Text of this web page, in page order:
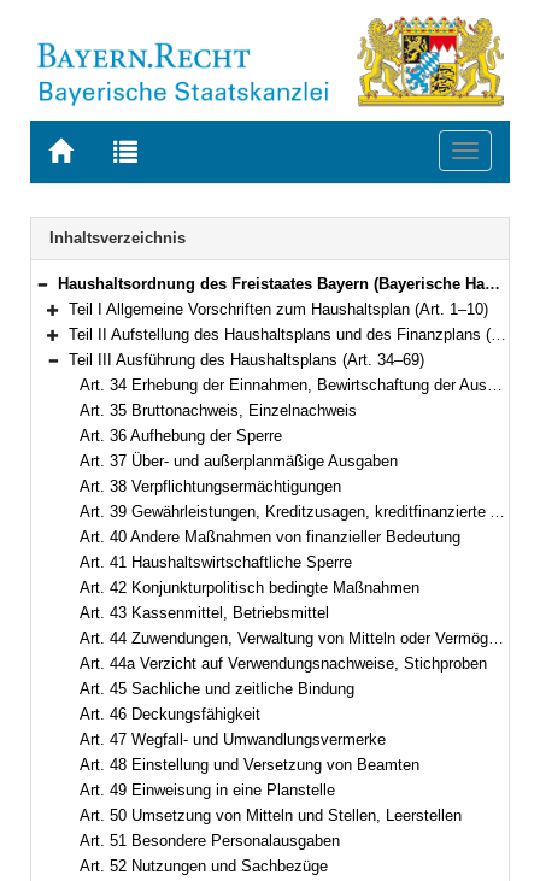
Zur
BAYERN.RECHT
Zur
letzten
Suche
Toggle
Navigation
Inhaltsverzeichnis
Bereich reduzieren
Haushaltsordnung des Freistaates Bayern (Bayerische Haushaltsordnung – BayHO) Vom 8. Dezember 1971 (BayRS IV S. 664) BayRS 630-1-F (Art. 1–117)
Bereich erweitern
Teil I Allgemeine Vorschriften zum Haushaltsplan (Art. 1–10)
Bereich erweitern
Teil II Aufstellung des Haushaltsplans und des Finanzplans (Art. 11–33)
Bereich reduzieren
Teil III Ausführung des Haushaltsplans (Art. 34–69)
Art. 34 Erhebung der Einnahmen, Bewirtschaftung der Ausgaben
Art. 35 Bruttonachweis, Einzelnachweis
Art. 36 Aufhebung der Sperre
Art. 37 Über- und außerplanmäßige Ausgaben
Art. 38 Verpflichtungsermächtigungen
Art. 39 Gewährleistungen, Kreditzusagen, kreditfinanzierte Ausgaben
Art. 40 Andere Maßnahmen von finanzieller Bedeutung
Art. 41 Haushaltswirtschaftliche Sperre
Art. 42 Konjunkturpolitisch bedingte Maßnahmen
Art. 43 Kassenmittel, Betriebsmittel
Art. 44 Zuwendungen, Verwaltung von Mitteln oder Vermögensgegenständen
Art. 44a Verzicht auf Verwendungsnachweise, Stichproben
Art. 45 Sachliche und zeitliche Bindung
Art. 46 Deckungsfähigkeit
Art. 47 Wegfall- und Umwandlungsvermerke
Art. 48 Einstellung und Versetzung von Beamten
Art. 49 Einweisung in eine Planstelle
Art. 50 Umsetzung von Mitteln und Stellen, Leerstellen
Art. 51 Besondere Personalausgaben
Art. 52 Nutzungen und Sachbezüge